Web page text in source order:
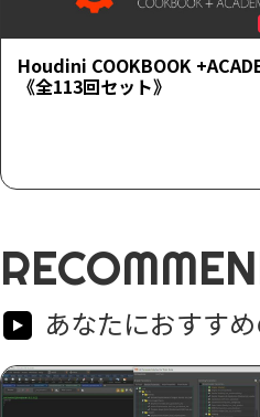
Houdini COOKBOOK
《全113回セット》
あなたにおすす